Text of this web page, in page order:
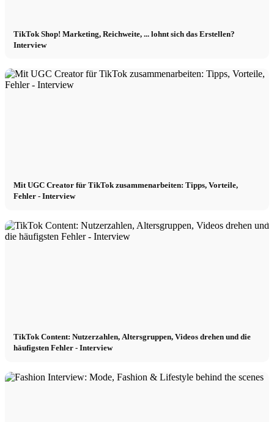
TikTok Shop! Marketing, Reichweite, ... lohnt sich das Erstellen?
Interview
Mit UGC Creator für TikTok zusammenarbeiten: Tipps, Vorteile,
Fehler - Interview
TikTok Content: Nutzerzahlen, Altersgruppen, Videos drehen und die
häufigsten Fehler - Interview